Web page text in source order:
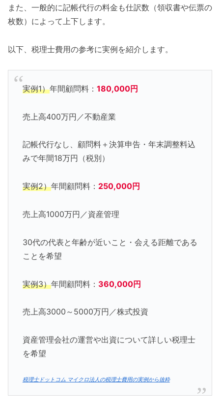
また、一般的に記帳代行の料金も仕訳数（領収書や伝票の
枚数）によって上下します。
以下、税理士費用の参考に実例を紹介します。
実例1）年間顧問料： 180,000円
売上高400万円／不動産業
記帳代行なし、顧問料＋決算申告・年末調整料込
みで年間18万円（税別）
実例2）年間顧問料： 250,000円
売上高1000万円／資産管理
30代の代表と年齢が近いこと・会える距離である
ことを希望
実例3）年間顧問料： 360,000円
売上高3000～5000万円／株式投資
資産管理会社の運営や出資について詳しい税理士
を希望
税理士ドットコム マイクロ法人の税理士費用の実例から抜粋